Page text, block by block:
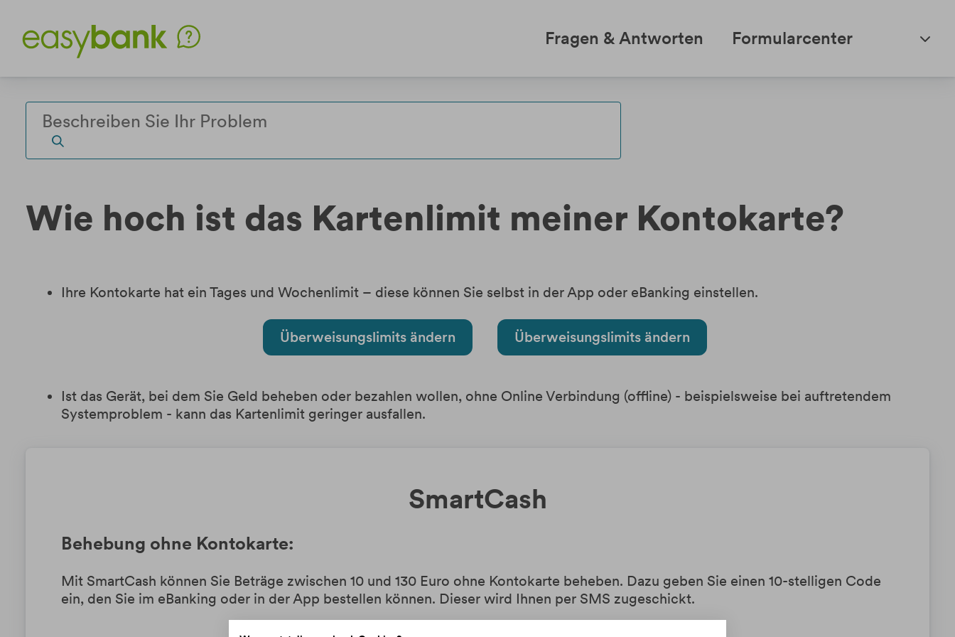
zum
zur
Fragen & Antworten Formularcenter
Wie hoch ist das Kartenlimit meiner Kontokarte?
Ihre Kontokarte hat ein Tages und Wochenlimit – diese können Sie selbst in der App oder eBanking einstellen.
Überweisungslimits ändern Überweisungslimits ändern
Ist das Gerät, bei dem Sie Geld beheben oder bezahlen wollen, ohne Online Verbindung (offline) - beispielsweise bei auftretendem
Systemproblem - kann das Kartenlimit geringer ausfallen.
SmartCash
Behebung ohne Kontokarte:
Mit SmartCash können Sie Beträge zwischen 10 und 130 Euro ohne Kontokarte beheben. Dazu geben Sie einen 10-stelligen Code
ein, den Sie im eBanking oder in der App bestellen können. Dieser wird Ihnen per SMS zugeschickt.